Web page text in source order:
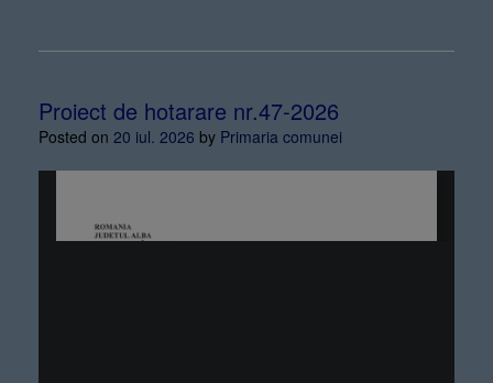
Proiect de hotarare nr.47-2026
Posted on 20 iul. 2026 by Primaria comunei